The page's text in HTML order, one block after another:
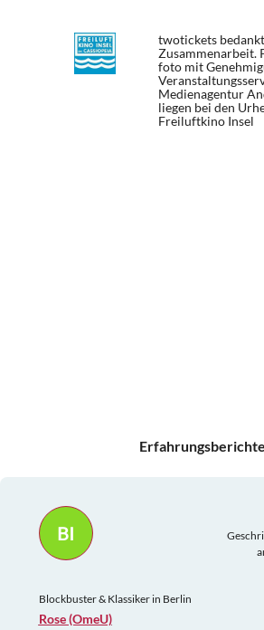
twotickets
Zusammenarbeit.
foto mit
Medienagentur
liegen bei den
Freiluftkino Insel
Erfahrungsberichte
BI
Blockbuster & Klassiker in Berlin
Rose (OmeU)